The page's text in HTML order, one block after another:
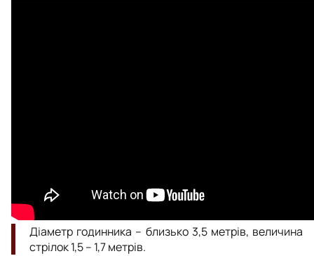
Діаметр годинника – близько 3,5 метрів, величина
стрілок 1,5 – 1,7 метрів.